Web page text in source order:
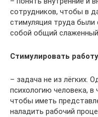
сотрудников, чтобы в
стимуляция труда
собой общий
Стимулировать
– задача не из лёгких.
психологию человека,
чтобы иметь
наладить рабочий